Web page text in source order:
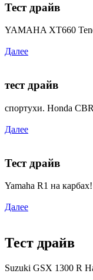
Тест драйв
YAMAHA XT660
Далее
тест драйв
спортухи. Honda
Далее
Тест драйв
Yamaha R1 на карбах!
Далее
Тест драйв
Suzuki GSX 1300 R